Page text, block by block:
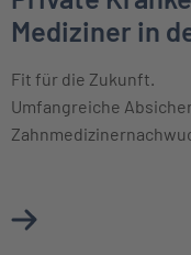
Mediziner in
Fit für die Zukunft.
Umfangreiche
Mehr über Private